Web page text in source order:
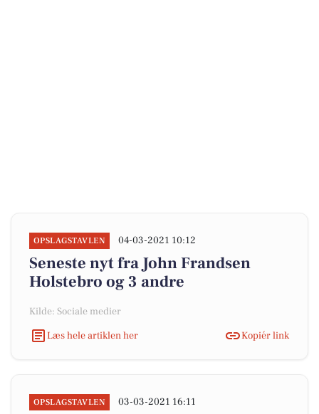
OPSLAGSTAVLEN 04-03-2021 10:12
Seneste nyt fra John Frandsen
Holstebro og 3 andre
Kilde: Sociale medier
Læs hele artiklen her
Kopiér link
OPSLAGSTAVLEN 03-03-2021 16:11